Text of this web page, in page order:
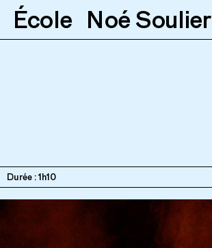
École Noé Soulier
Durée : 1h10